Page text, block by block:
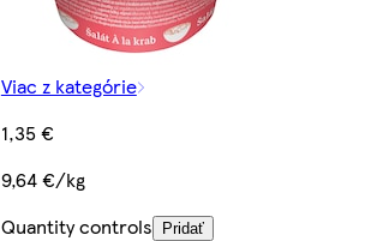
Viac z kategórie
1,35 €
9,64 €/kg
Quantity controls
Pridať